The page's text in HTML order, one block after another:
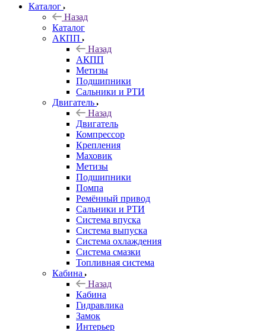
Каталог
Назад
Каталог
АКПП
Назад
АКПП
Метизы
Подшипники
Сальники и РТИ
Двигатель
Назад
Двигатель
Компрессор
Крепления
Маховик
Метизы
Подшипники
Помпа
Ремённый привод
Сальники и РТИ
Система впуска
Система выпуска
Система охлаждения
Система смазки
Топливная система
Кабина
Назад
Кабина
Гидравлика
Замок
Интерьер